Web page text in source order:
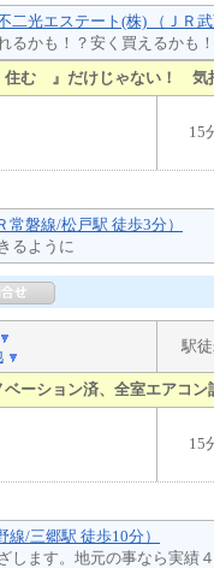
光エステート(株) （ＪＲ武
るかも！？安く買えるかも
む 』だけじゃない！ 気
15
磐線/松戸駅 徒歩3分）
るように
駅
ベーション済、全室エアコ
15
/三郷駅 徒歩10分）
します。地元の事なら実績